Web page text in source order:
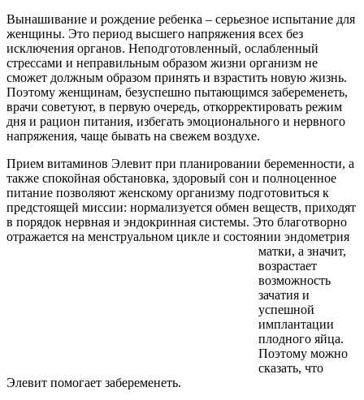
Вынашивание и рождение ребенка – серьезное испытание для
женщины. Это период высшего напряжения всех без
исключения органов. Неподготовленный, ослабленный
стрессами и неправильным образом жизни организм не
сможет должным образом принять и взрастить новую жизнь.
Поэтому женщинам, безуспешно пытающимся забеременеть,
врачи советуют, в первую очередь, откорректировать режим
дня и рацион питания, избегать эмоционального и нервного
напряжения, чаще бывать на свежем воздухе.
Прием витаминов Элевит при планировании беременности, а
также спокойная обстановка, здоровый сон и полноценное
питание позволяют женскому организму подготовиться к
предстоящей миссии: нормализуется обмен веществ, приходят
в порядок нервная и эндокринная системы. Это благотворно
отражается на менструальном цикле и состоянии эндометрия
матки, а значит,
возрастает
возможность
зачатия и
успешной
имплантации
плодного яйца.
Поэтому можно
сказать, что
Элевит помогает забеременеть.